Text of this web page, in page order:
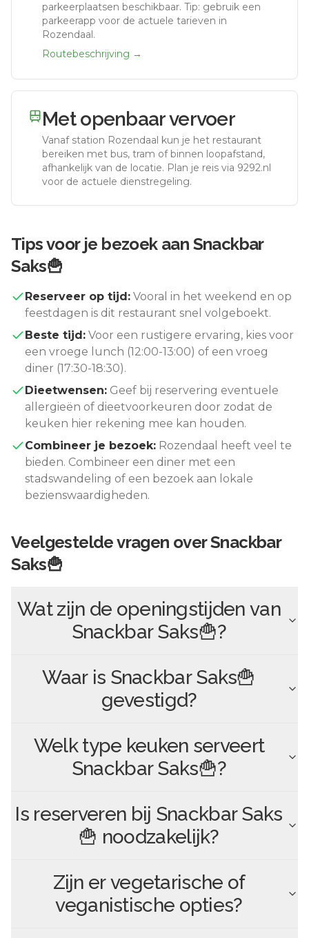
parkeerplaatsen beschikbaar. Tip: gebruik een
parkeerapp voor de actuele tarieven in
Rozendaal.
Routebeschrijving →
Met openbaar vervoer
Vanaf station Rozendaal kun je het restaurant
bereiken met bus, tram of binnen loopafstand,
afhankelijk van de locatie. Plan je reis via 9292.nl
voor de actuele dienstregeling.
Tips voor je bezoek aan Snackbar
Saks🍟
Reserveer op tijd: Vooral in het weekend en op
feestdagen is dit restaurant snel volgeboekt.
Beste tijd: Voor een rustigere ervaring, kies voor
een vroege lunch (12:00-13:00) of een vroeg
diner (17:30-18:30).
Dieetwensen: Geef bij reservering eventuele
allergieën of dieetvoorkeuren door zodat de
keuken hier rekening mee kan houden.
Combineer je bezoek: Rozendaal
heeft veel te
bieden. Combineer een diner met een
stadswandeling of een bezoek aan lokale
bezienswaardigheden.
Veelgestelde vragen overSnackbar
Saks🍟
Wat zijn de openingstijden van
Snackbar Saks🍟?
Waar is Snackbar Saks🍟
gevestigd?
Welk type keuken serveert
Snackbar Saks🍟?
Is reserveren bij Snackbar Saks
🍟 noodzakelijk?
Zijn er vegetarische of
veganistische opties?